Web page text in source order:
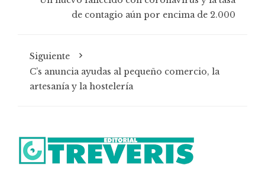
de contagio aún por encima de 2.000
Siguiente
C’s anuncia ayudas al pequeño comercio, la
artesanía y la hostelería